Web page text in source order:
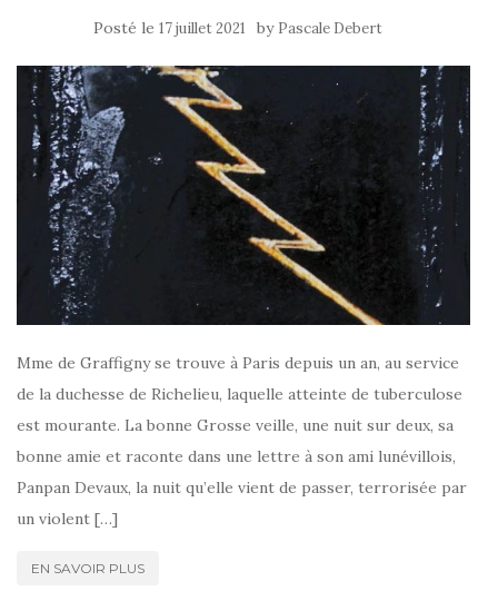
Posté le 17 juillet 2021 by Pascale Debert
Mme de Graffigny se trouve à Paris depuis un an, au service
de la duchesse de Richelieu, laquelle atteinte de tuberculose
est mourante. La bonne Grosse veille, une nuit sur deux, sa
bonne amie et raconte dans une lettre à son ami lunévillois,
Panpan Devaux, la nuit qu’elle vient de passer, terrorisée par
un violent […]
EN SAVOIR PLUS